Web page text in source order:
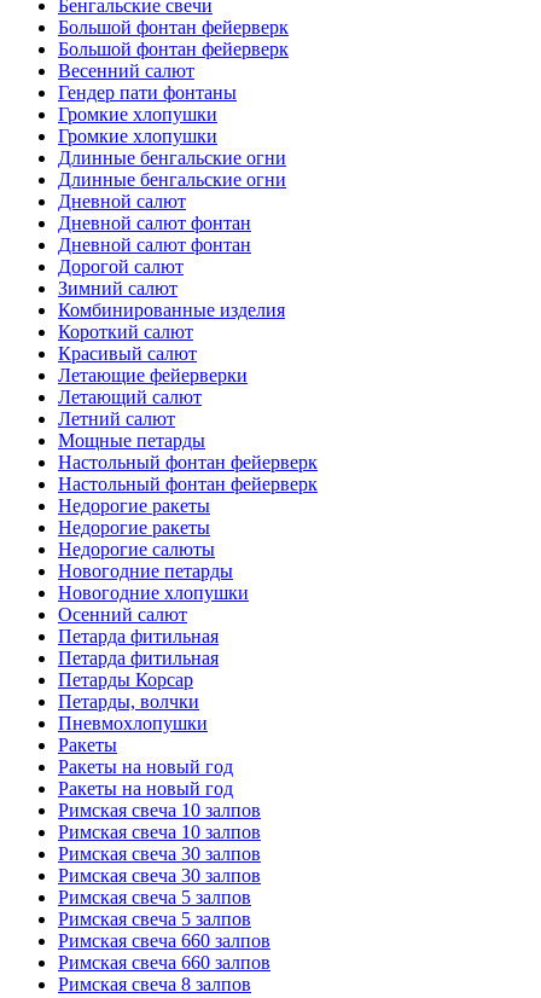
Бенгальские свечи
Большой фонтан фейерверк
Большой фонтан фейерверк
Весенний салют
Гендер пати фонтаны
Громкие хлопушки
Громкие хлопушки
Длинные бенгальские огни
Длинные бенгальские огни
Дневной салют
Дневной салют фонтан
Дневной салют фонтан
Дорогой салют
Зимний салют
Комбинированные изделия
Короткий салют
Красивый салют
Летающие фейерверки
Летающий салют
Летний салют
Мощные петарды
Настольный фонтан фейерверк
Настольный фонтан фейерверк
Недорогие ракеты
Недорогие ракеты
Недорогие салюты
Новогодние петарды
Новогодние хлопушки
Осенний салют
Петарда фитильная
Петарда фитильная
Петарды Корсар
Петарды, волчки
Пневмохлопушки
Ракеты
Ракеты на новый год
Ракеты на новый год
Римская свеча 10 залпов
Римская свеча 10 залпов
Римская свеча 30 залпов
Римская свеча 30 залпов
Римская свеча 5 залпов
Римская свеча 5 залпов
Римская свеча 660 залпов
Римская свеча 660 залпов
Римская свеча 8 залпов